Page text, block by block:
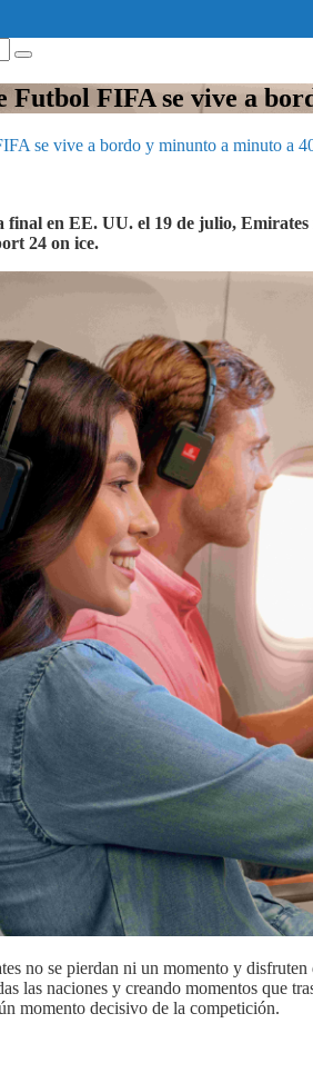
FIFA se vive a
se vive a bordo y minunto a minuto a
final en EE. UU. el 19 de julio,
24 on ice.
no se pierdan ni un momento y
las naciones y creando momentos que
momento decisivo de la competición.